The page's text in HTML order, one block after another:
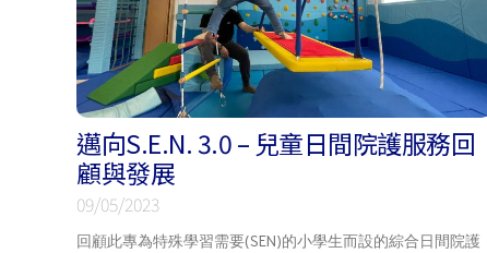
邁向S.E.N. 3.0 – 兒童日間院護服務回
顧與發展
09/05/2023
回顧此專為特殊學習需要(SEN)的小學生而設的綜合日間院護